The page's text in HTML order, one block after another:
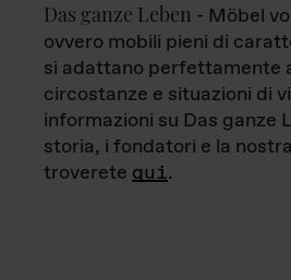
Das ganze Leben - Möbel
ovvero mobili pieni di
si adattano perfettamente
circostanze e situazioni di
informazioni su Das ganze
storia, i fondatori e la
troverete qui.